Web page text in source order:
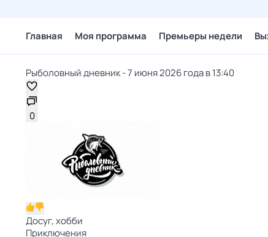
Главная Моя программа Премьеры недели
Рыболовный дневник - 7 июня 2026 года в 13:40
0
Досуг, хобби
Приключения